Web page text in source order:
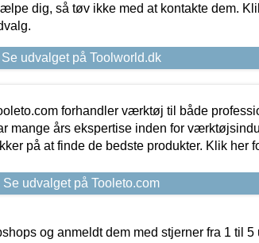
dig, så tøv ikke med at kontakte dem.
Se udvalget på Toolworld.dk
forhandler værktøj til både
mange års ekspertise inden for
på at finde de bedste produkter. Klik her
Se udvalget på Tooleto.com
og anmeldt dem med stjerner fra 1 til 5